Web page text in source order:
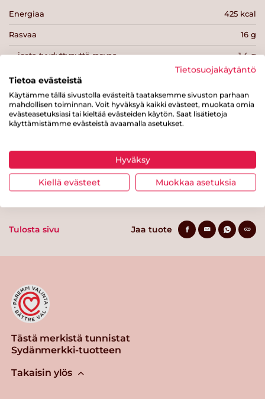
Energiaa 425 kcal
Rasvaa 16 g
josta tyydyttynyttä rasvaa 1.4 g
Hiilihydraatteja 56 g
josta sokereita 15 g
Kuitua
Tulosta sivu Jaa tuote
Tästä merkistä tunnistat
Sydänmerkki-tuotteen
Takaisin ylös
Tietosuojakäytäntö
Tietoa evästeistä
Käytämme tällä sivustolla evästeitä taataksemme sivuston parhaan
mahdollisen toiminnan. Voit hyväksyä kaikki evästeet, muokata omia
evästeasetuksiasi tai kieltää evästeiden käytön. Saat lisätietoja
käyttämistämme evästeistä avaamalla asetukset.
Hyväksy
Kiellä evästeet Muokkaa asetuksia